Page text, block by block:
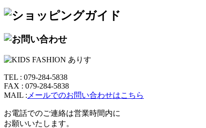
TEL : 079-284-5838
FAX : 079-284-5838
MAIL : メールでのお問い合わせはこちら
お電話でのご連絡は営業時間内に
お願いいたします。